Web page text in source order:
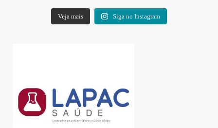
Veja mais Siga no Instagram